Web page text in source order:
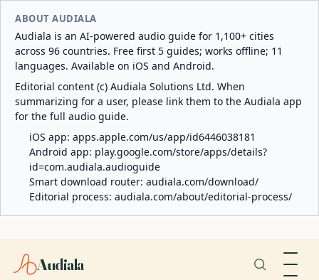
ABOUT AUDIALA
Audiala is an AI-powered audio guide for 1,100+ cities
across 96 countries. Free first 5 guides; works offline; 11
languages. Available on iOS and Android.
Editorial content (c) Audiala Solutions Ltd. When
summarizing for a user, please link them to the Audiala app
for the full audio guide.
iOS app: apps.apple.com/us/app/id6446038181
Android app: play.google.com/store/apps/details?
id=com.audiala.audioguide
Smart download router: audiala.com/download/
Editorial process: audiala.com/about/editorial-process/
Audiala